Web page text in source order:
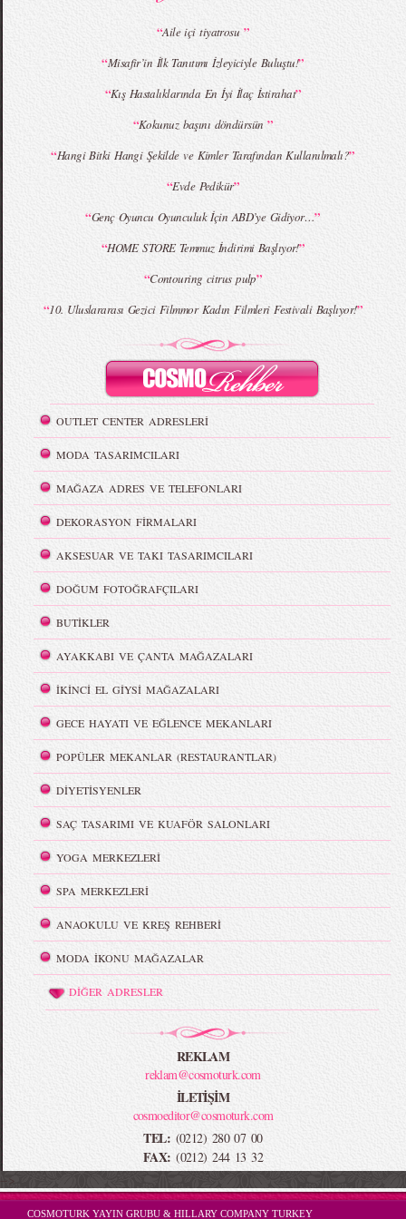
MBFWI - Giray Sepin 2015 Yaz Koleksiyonu MBFWI - Burçe Bekrek 2015 Yaz Koleksiyonu
“Aile içi tiyatrosu ”
“Misafir’in İlk Tanıtımı İzleyiciyle Buluştu!”
“Kış Hastalıklarında En İyi İlaç İstirahat”
“Kokunuz başını döndürsün ”
“Hangi Bitki Hangi Şekilde ve Kimler Tarafından Kullanılmalı?”
“Evde Pedikür”
“Genç Oyuncu Oyunculuk İçin ABD’ye Gidiyor…”
“HOME STORE Temmuz İndirimi Başlıyor!”
“Contouring citrus pulp”
“10. Uluslararası Gezici Filmmor Kadın Filmleri Festivali Başlıyor!”
OUTLET CENTER ADRESLERİ
MODA TASARIMCILARI
MAĞAZA ADRES VE TELEFONLARI
DEKORASYON FİRMALARI
AKSESUAR VE TAKI TASARIMCILARI
DOĞUM FOTOĞRAFÇILARI
BUTİKLER
AYAKKABI VE ÇANTA MAĞAZALARI
İKİNCİ EL GİYSİ MAĞAZALARI
GECE HAYATI VE EĞLENCE MEKANLARI
POPÜLER MEKANLAR (RESTAURANTLAR)
DİYETİSYENLER
SAÇ TASARIMI VE KUAFÖR SALONLARI
YOGA MERKEZLERİ
SPA MERKEZLERİ
ANAOKULU VE KREŞ REHBERİ
MODA İKONU MAĞAZALAR
DİĞER ADRESLER
REKLAM
reklam@cosmoturk.com
İLETİŞİM
cosmoeditor@cosmoturk.com
TEL: (0212) 280 07 00
FAX: (0212) 244 13 32
-->
COSMOTURK YAYIN GRUBU & HILLARY COMPANY TURKEY